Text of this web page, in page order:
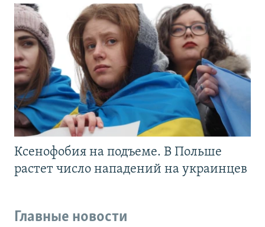
Ксенофобия на подъеме. В Польше
растет число нападений на украинцев
Главные новости